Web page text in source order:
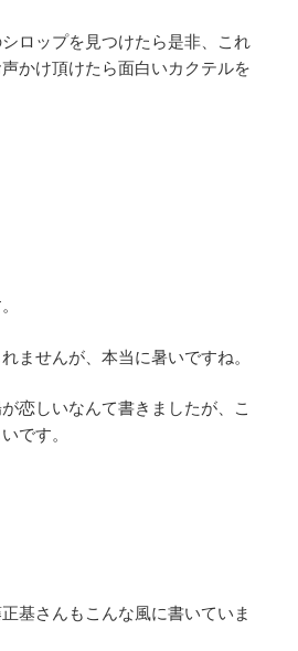
ロップを見つけたら是非、これ
かけ頂けたら面白いカクテルを
ませんが、本当に暑いですね。
恋しいなんて書きましたが、こ
です。
基さんもこんな風に書いていま